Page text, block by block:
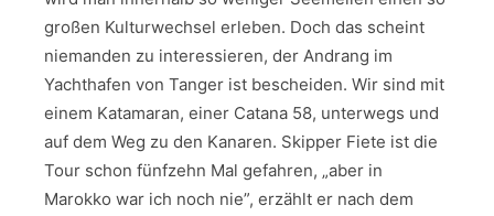
großen Kulturwechsel erleben. Doch das scheint
niemanden zu interessieren, der Andrang im
Yachthafen von Tanger ist bescheiden. Wir sind mit
einem Katamaran, einer Catana 58, unterwegs und
auf dem Weg zu den Kanaren. Skipper Fiete ist die
Tour schon fünfzehn Mal gefahren, „aber in
Marokko war ich noch nie”, erzählt er nach dem